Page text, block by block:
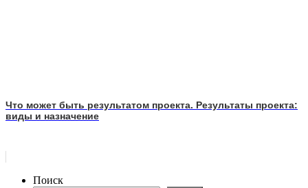
Что может быть результатом проекта. Результаты проекта:
виды и назначение
Поиск